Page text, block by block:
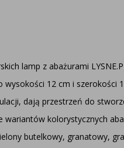
lamp z abażurami
12 cm i szerokości
dają przestrzeń do
kolorystycznych
butelkowy, granatowy,